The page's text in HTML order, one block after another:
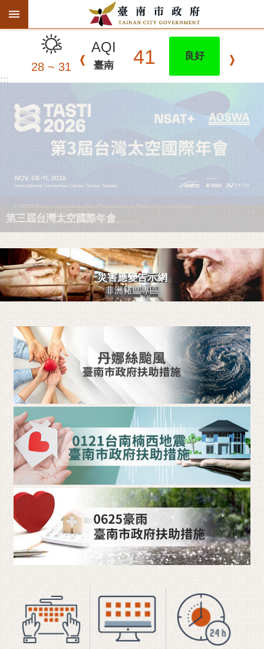
跳到主要內容區塊
搜
精彩府城
市府動態
主題服務
市政資訊
市民互動
黃
偉
螢
光
花
泉
桐
花
祭
網
站
導
覽
訂
閱
RSS
訂
閱
子
28 ~ 31
AQI
臺南 41 良好
:::
第三屆台灣太空國際年會
災害應變告示網
非洲豬瘟專區